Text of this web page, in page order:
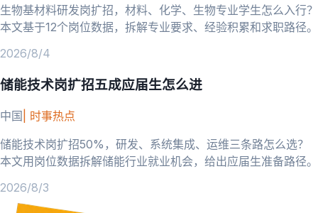
生物基材料研发岗扩招，材料、化学、生物专业学生怎么入行？
本文基于12个岗位数据，拆解专业要求、经验积累和求职路径。
2026/8/4
储能技术岗扩招五成应届生怎么进
中国 时事热点
储能技术岗扩招50%，研发、系统集成、运维三条路怎么选？
本文用岗位数据拆解储能行业就业机会，给出应届生准备路径。
2026/8/3